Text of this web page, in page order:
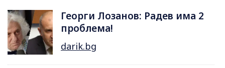
Георги Лозанов: Радев има 2
проблема!
darik.bg